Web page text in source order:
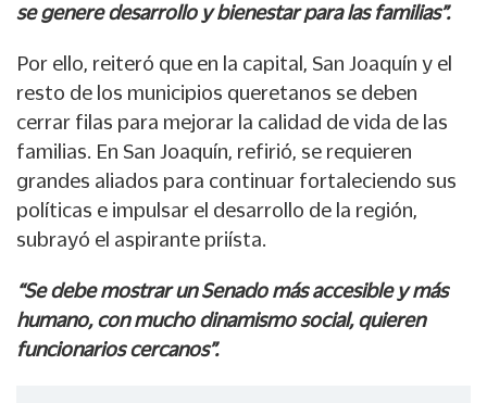
se genere desarrollo y bienestar para las familias”.
Por ello, reiteró que en la capital, San Joaquín y el
resto de los municipios queretanos se deben
cerrar filas para mejorar la calidad de vida de las
familias. En San Joaquín, refirió, se requieren
grandes aliados para continuar fortaleciendo sus
políticas e impulsar el desarrollo de la región,
subrayó el aspirante priísta.
“Se debe mostrar un Senado más accesible y más
humano, con mucho dinamismo social, quieren
funcionarios cercanos”.